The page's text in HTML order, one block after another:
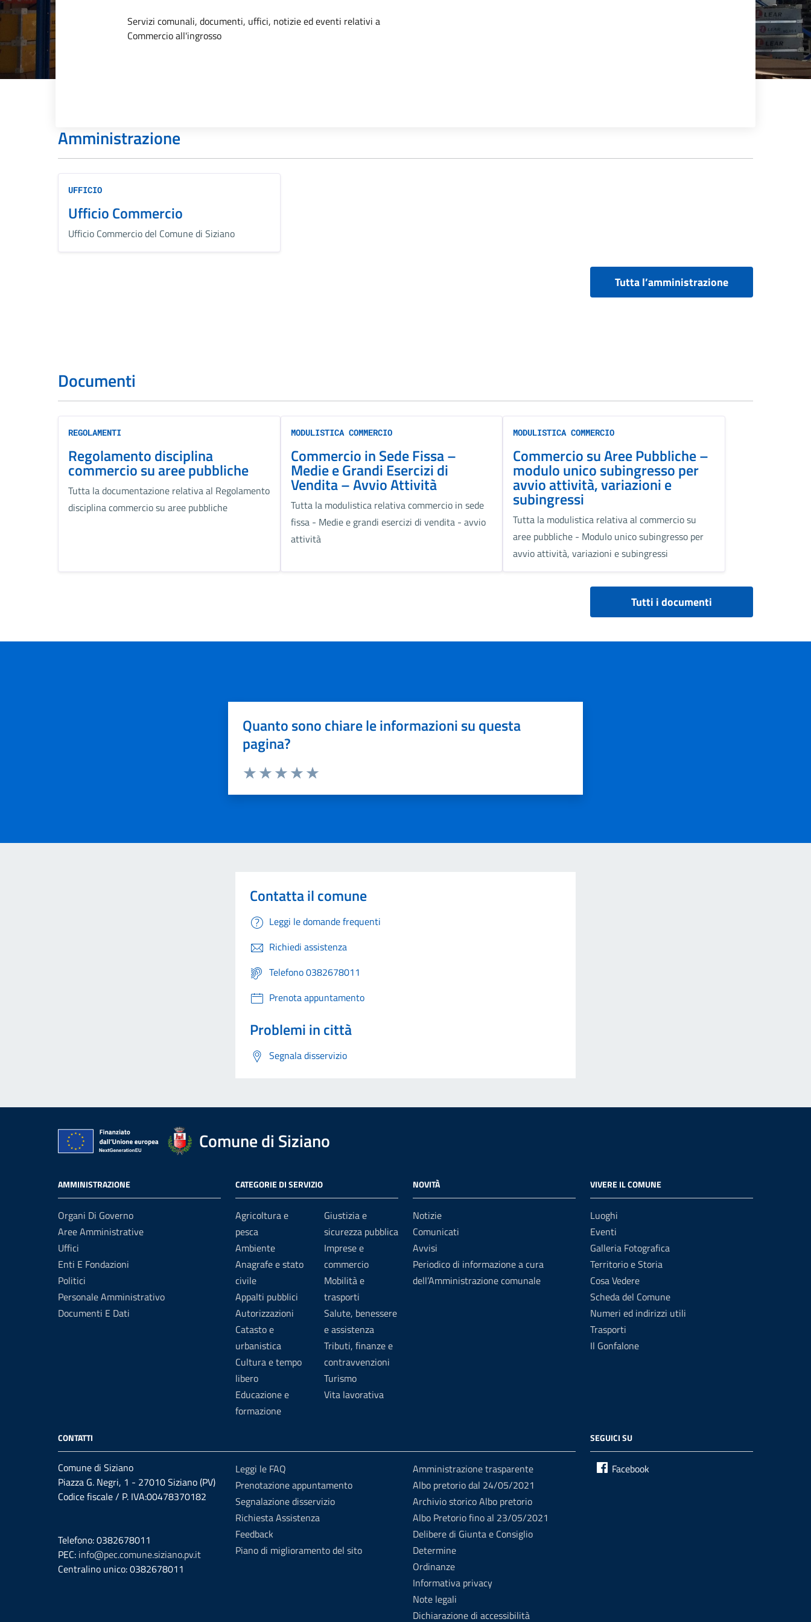
Dettagli dell'argomento
Servizi comunali, documenti, uffici, notizie ed eventi relativi a
Commercio all'ingrosso
Amministrazione
UFFICIO
Ufficio Commercio
Ufficio Commercio del Comune di Siziano
Tutta l’amministrazione
Documenti
REGOLAMENTI
Regolamento disciplina
commercio su aree pubbliche
Tutta la documentazione relativa al Regolamento
disciplina commercio su aree pubbliche
MODULISTICA COMMERCIO
Commercio in Sede Fissa –
Medie e Grandi Esercizi di
Vendita – Avvio Attività
Tutta la modulistica relativa commercio in sede
fissa - Medie e grandi esercizi di vendita - avvio
attività
MODULISTICA COMMERCIO
Commercio su Aree Pubbliche –
modulo unico subingresso per
avvio attività, variazioni e
subingressi
Tutta la modulistica relativa al commercio su
aree pubbliche - Modulo unico subingresso per
avvio attività, variazioni e subingressi
Tutti i documenti
Quanto sono chiare le informazioni su questa
pagina?
Contatta il comune
Leggi le domande frequenti
Richiedi assistenza
Telefono 0382678011
Prenota appuntamento
Problemi in città
Segnala disservizio
Comune di Siziano
AMMINISTRAZIONE
Organi Di Governo
Aree Amministrative
Uffici
Enti E Fondazioni
Politici
Personale Amministrativo
Documenti E Dati
CATEGORIE DI SERVIZIO
Agricoltura e
pesca
Ambiente
Anagrafe e stato
civile
Appalti pubblici
Autorizzazioni
Catasto e
urbanistica
Cultura e tempo
libero
Educazione e
formazione
Giustizia e
sicurezza pubblica
Imprese e
commercio
Mobilità e
trasporti
Salute, benessere
e assistenza
Tributi, finanze e
contravvenzioni
Turismo
Vita lavorativa
NOVITÀ
Notizie
Comunicati
Avvisi
Periodico di informazione a cura
dell’Amministrazione comunale
VIVERE IL COMUNE
Luoghi
Eventi
Galleria Fotografica
Territorio e Storia
Cosa Vedere
Scheda del Comune
Numeri ed indirizzi utili
Trasporti
Il Gonfalone
CONTATTI
Comune di Siziano
Piazza G. Negri, 1 - 27010 Siziano (PV)
Codice fiscale / P. IVA:00478370182
Telefono: 0382678011
PEC: info@pec.comune.siziano.pv.it
Centralino unico: 0382678011
Leggi le FAQ
Prenotazione appuntamento
Segnalazione disservizio
Richiesta Assistenza
Feedback
Piano di miglioramento del sito
Amministrazione trasparente
Albo pretorio dal 24/05/2021
Archivio storico Albo pretorio
Albo Pretorio fino al 23/05/2021
Delibere di Giunta e Consiglio
Determine
Ordinanze
Informativa privacy
Note legali
Dichiarazione di accessibilità
SEGUICI SU
Facebook